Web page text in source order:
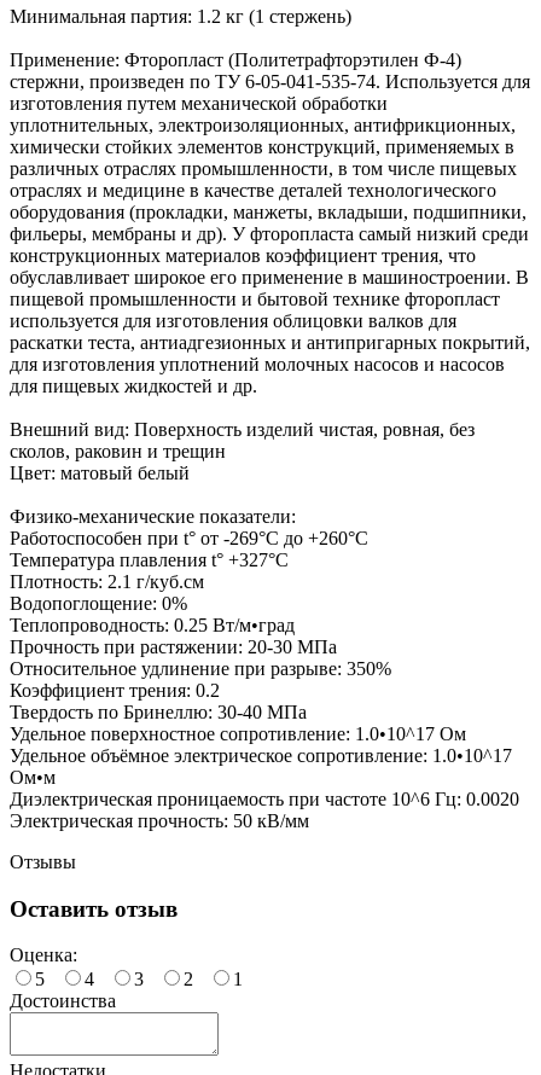
Минимальная партия: 1.2 кг (1 стержень)
Применение: Фторопласт (Политетрафторэтилен Ф-4)
стержни, произведен по ТУ 6-05-041-535-74. Используется для
изготовления путем механической обработки
уплотнительных, электроизоляционных, антифрикционных,
химически стойких элементов конструкций, применяемых в
различных отраслях промышленности, в том числе пищевых
отраслях и медицине в качестве деталей технологического
оборудования (прокладки, манжеты, вкладыши, подшипники,
фильеры, мембраны и др). У фторопласта самый низкий среди
конструкционных материалов коэффициент трения, что
обуславливает широкое его применение в машиностроении. В
пищевой промышленности и бытовой технике фторопласт
используется для изготовления облицовки валков для
раскатки теста, антиадгезионных и антипригарных покрытий,
для изготовления уплотнений молочных насосов и насосов
для пищевых жидкостей и др.
Внешний вид: Поверхность изделий чистая, ровная, без
сколов, раковин и трещин
Цвет: матовый белый
Физико-механические показатели:
Работоспособен при t° от -269°C до +260°C
Температура плавления t° +327°C
Плотность: 2.1 г/куб.см
Водопоглощение: 0%
Теплопроводность: 0.25 Вт/м•град
Прочность при растяжении: 20-30 МПа
Относительное удлинение при разрыве: 350%
Коэффициент трения: 0.2
Твердость по Бринеллю: 30-40 МПа
Удельное поверхностное сопротивление: 1.0•10^17 Ом
Удельное объёмное электрическое сопротивление: 1.0•10^17
Ом•м
Диэлектрическая проницаемость при частоте 10^6 Гц: 0.0020
Электрическая прочность: 50 кВ/мм
Отзывы
Оставить отзыв
Оценка:
5
4 3 2
1
Достоинства